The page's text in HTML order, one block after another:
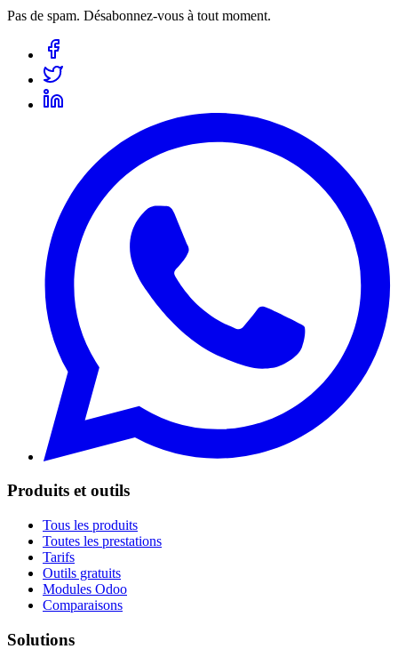
Pas de spam. Désabonnez-vous à tout moment.
Produits et outils
Tous les produits
Toutes les prestations
Tarifs
Outils gratuits
Modules Odoo
Comparaisons
Solutions